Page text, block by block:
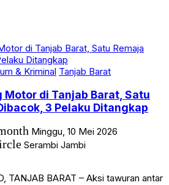
& Kriminal Tanjab Barat
Motor di Tanjab Barat, Satu
3 Pelaku Ditangkap
Minggu, 10 Mei 2026
Serambi Jambi
TANJAB BARAT – Aksi tawuran antar